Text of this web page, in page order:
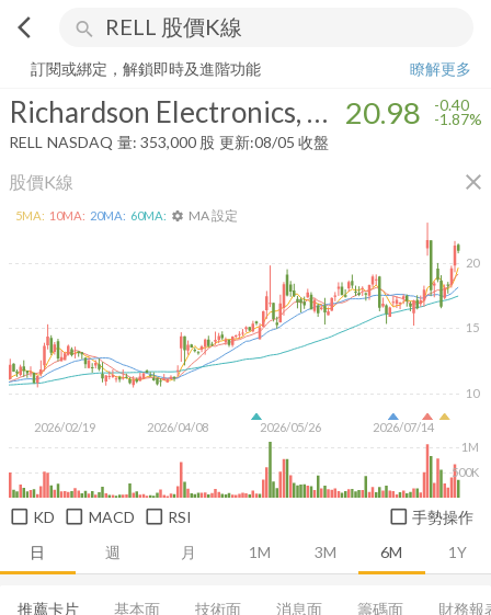
arrow_back_ios search
Richardson Electronics, Ltd. 20.98
訂閱或綁定，解鎖即時及進階功能
瞭解更多
Richardson Electronics, Ltd. 20.98 -0.40
-1.87%
RELL NASDAQ 量: 353,000 股 更新:08/05 收盤
股價K線 close
日 週 月 1M 3M 6M 1Y
2026/02/19 2026/04/08 2026/05/26 2026/07/14
10
15
20
500K
1M
5MA: 10MA: 20MA: 60MA: settings MA 設定
KD MACD RSI 手勢操作
推薦卡片 基本面 技術面 消息面 籌碼面 財務報